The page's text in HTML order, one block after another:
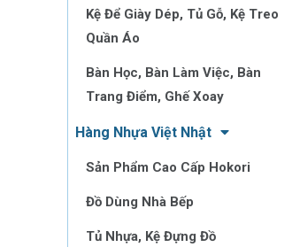
Kệ Để Giày Dép, Tủ Gỗ, Kệ Treo
Quần Áo
Bàn Học, Bàn Làm Việc, Bàn
Trang Điểm, Ghế Xoay
Hàng Nhựa Việt Nhật
Sản Phẩm Cao Cấp Hokori
Đồ Dùng Nhà Bếp
Tủ Nhựa, Kệ Đựng Đồ